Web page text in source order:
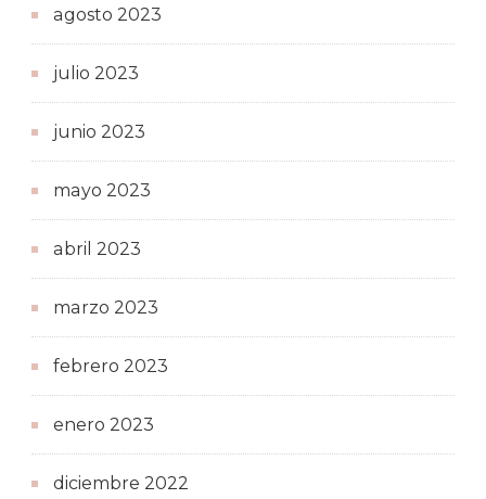
agosto 2023
julio 2023
junio 2023
mayo 2023
abril 2023
marzo 2023
febrero 2023
enero 2023
diciembre 2022